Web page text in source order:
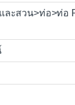
ละสวน>ท่อ>ท่อ